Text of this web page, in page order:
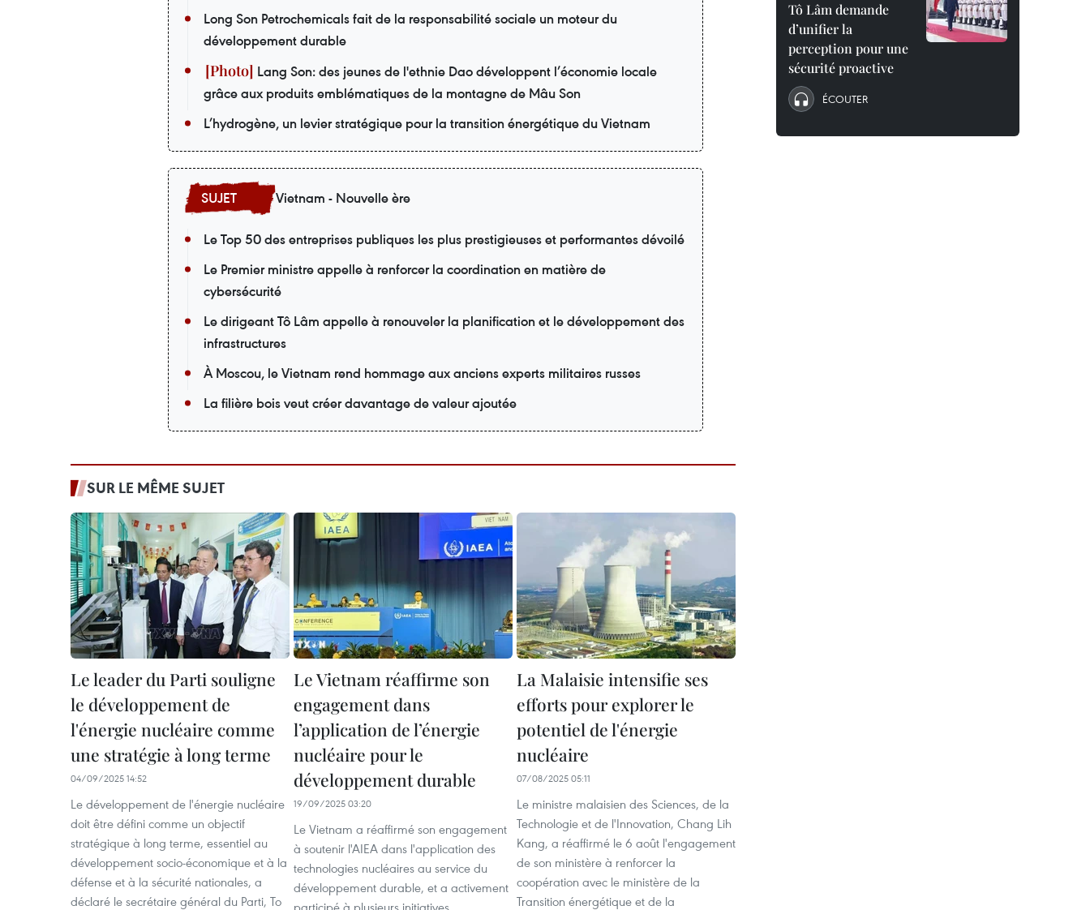
Long Son Petrochemicals fait de la responsabilité sociale un moteur du
développement durable
Lang Son: des jeunes de l'ethnie Dao développent l’économie locale
grâce aux produits emblématiques de la montagne de Mâu Son
L’hydrogène, un levier stratégique pour la transition énergétique du Vietnam
Vietnam - Nouvelle ère
Le Top 50 des entreprises publiques les plus prestigieuses et performantes dévoilé
Le Premier ministre appelle à renforcer la coordination en matière de
cybersécurité
Le dirigeant Tô Lâm appelle à renouveler la planification et le développement des
infrastructures
À Moscou, le Vietnam rend hommage aux anciens experts militaires russes
La filière bois veut créer davantage de valeur ajoutée
SUR LE MÊME SUJET
Le leader du Parti souligne
le développement de
l'énergie nucléaire comme
une stratégie à long terme
04/09/2025 14:52
Le développement de l'énergie nucléaire
doit être défini comme un objectif
stratégique à long terme, essentiel au
développement socio-économique et à la
défense et à la sécurité nationales, a
déclaré le secrétaire général du Parti, To
Le Vietnam réaffirme son
engagement dans
l’application de l’énergie
nucléaire pour le
développement durable
19/09/2025 03:20
Le Vietnam a réaffirmé son engagement
à soutenir l'AIEA dans l'application des
technologies nucléaires au service du
développement durable, et a activement
participé à plusieurs initiatives
La Malaisie intensifie ses
efforts pour explorer le
potentiel de l'énergie
nucléaire
07/08/2025 05:11
Le ministre malaisien des Sciences, de la
Technologie et de l'Innovation, Chang Lih
Kang, a réaffirmé le 6 août l'engagement
de son ministère à renforcer la
coopération avec le ministère de la
Transition énergétique et de la
Tô Lâm demande
d’unifier la
perception pour une
sécurité proactive
ÉCOUTER